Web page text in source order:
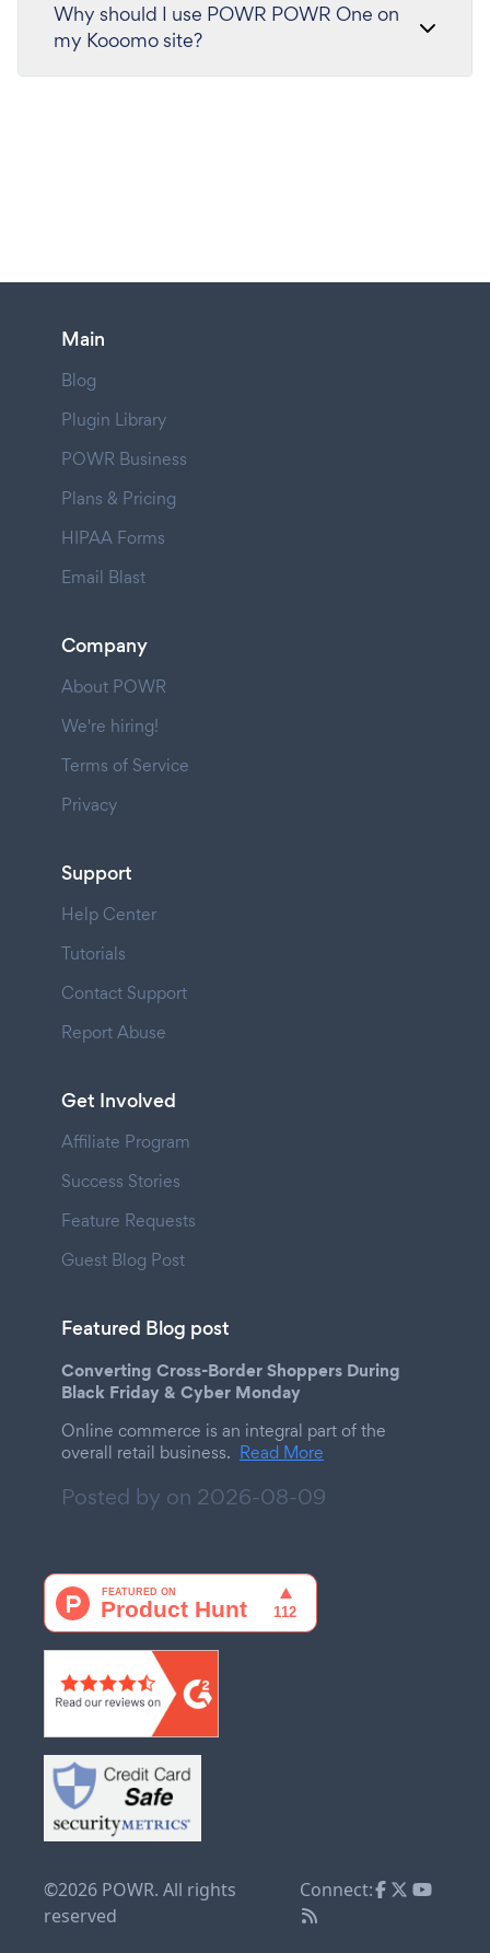
Why should I use POWR POWR One on
my Kooomo site?
Main
Blog
Plugin Library
POWR Business
Plans & Pricing
HIPAA Forms
Email Blast
Company
About POWR
We're hiring!
Terms of Service
Privacy
Support
Help Center
Tutorials
Contact Support
Report Abuse
Get Involved
Affiliate Program
Success Stories
Feature Requests
Guest Blog Post
Featured Blog post
Converting Cross-Border Shoppers During
Black Friday & Cyber Monday
Online commerce is an integral part of the
overall retail business. Read More
Posted by on 2026-08-09
©2026 POWR. All rights
reserved
Connect: